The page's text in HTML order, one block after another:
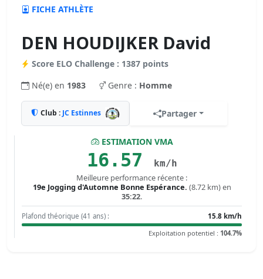
FICHE ATHLÈTE
DEN HOUDIJKER David
Score ELO Challenge : 1387 points
Né(e) en 1983 Genre : Homme
Club : JC Estinnes Partager
ESTIMATION VMA
16.57 km/h
Meilleure performance récente :
19e Jogging d'Automne Bonne Espérance. (8.72 km) en
35:22.
Plafond théorique (41 ans) :
15.8 km/h
Exploitation potentiel : 104.7%